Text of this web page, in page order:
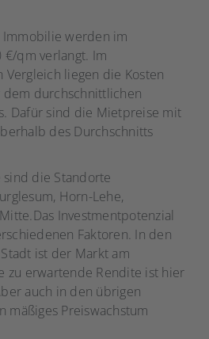
Immobilie werden im
€/qm verlangt. Im
liegen die Kosten
durchschnittlichen
Dafür sind die Mietpreise mit
des Durchschnitts
die Standorte
Horn-Lehe,
Investmentpotenzial
Faktoren. In den
ist der Markt am
zu erwartende Rendite ist hier
auch in den übrigen
mäßiges Preiswachstum